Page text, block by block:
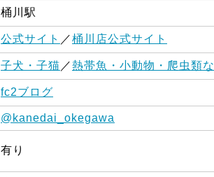
桶川駅
公式サイト ／桶川店公式サイト
子犬・子猫 ／熱帯魚・小動物・爬虫類
fc2ブログ
@kanedai_okegawa
有り